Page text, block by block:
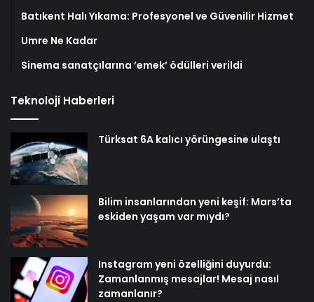
Batıkent Halı Yıkama: Profesyonel ve Güvenilir Hizmet
Umre Ne Kadar
Sinema sanatçılarına ’emek’ ödülleri verildi
Teknoloji Haberleri
Türksat 6A kalıcı yörüngesine ulaştı
Bilim insanlarından yeni keşif: Mars’ta
eskiden yaşam var mıydı?
Instagram yeni özelliğini duyurdu:
Zamanlanmış mesajlar! Mesaj nasıl
zamanlanır?